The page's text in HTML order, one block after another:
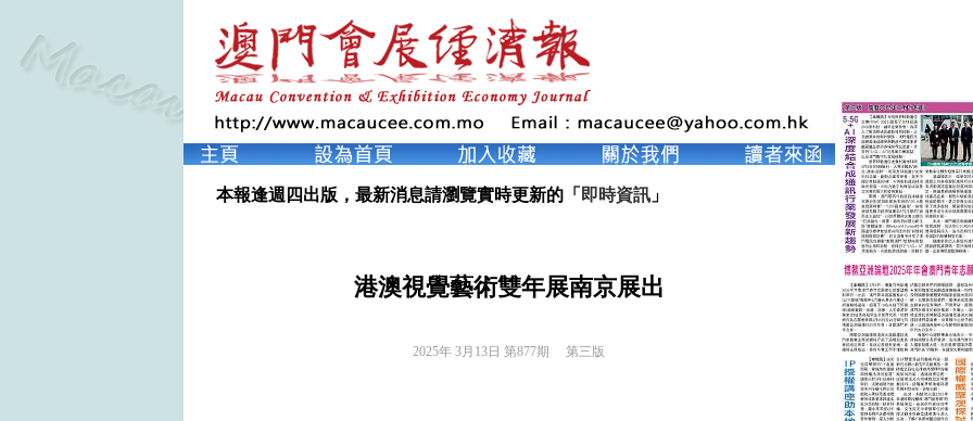
本報逢週四出版，最新消息請瀏覽實時更新的「 即時資訊」
港澳視覺藝術雙年展南京展出
2025年 3月13日 第877期 第三版